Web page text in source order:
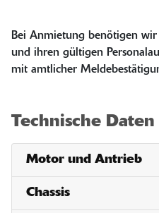
Bei Anmietung benötigen
und ihren gültigen
mit amtlicher
Technische Daten
Motor und Antrieb
Chassis